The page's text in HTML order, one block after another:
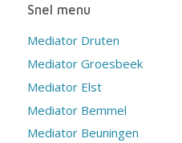
Snel menu
Mediator Druten
Mediator Groesbeek
Mediator Elst
Mediator Bemmel
Mediator Beuningen